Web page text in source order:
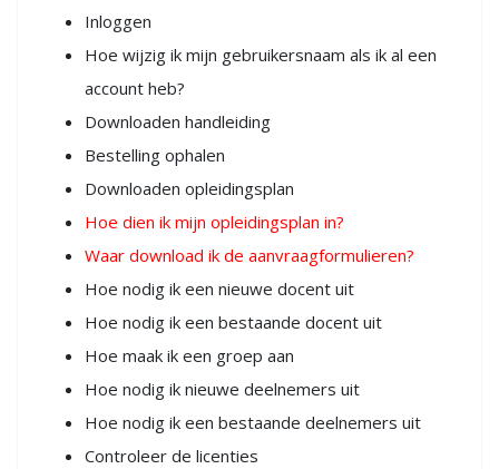
Inloggen
Hoe wijzig ik mijn gebruikersnaam als ik al een
account heb?
Downloaden handleiding
Bestelling ophalen
Downloaden opleidingsplan
Hoe dien ik mijn opleidingsplan in?
Waar download ik de aanvraagformulieren?
Hoe nodig ik een nieuwe docent uit
Hoe nodig ik een bestaande docent uit
Hoe maak ik een groep aan
Hoe nodig ik nieuwe deelnemers uit
Hoe nodig ik een bestaande deelnemers uit
Controleer de licenties